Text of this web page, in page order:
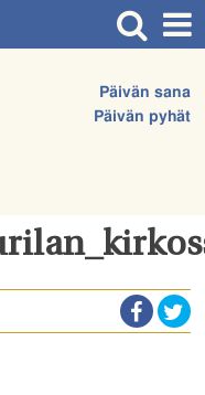
Päivän sana
Päivän pyhät